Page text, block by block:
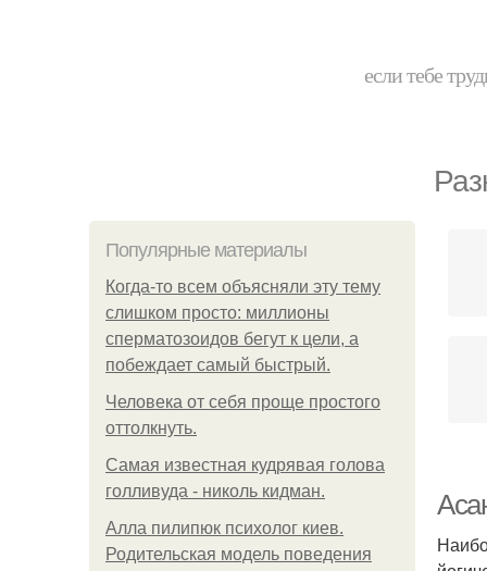
если тебе
Популярные материалы
Когда-то всем объясняли эту тему
слишком просто: миллионы
сперматозоидов бегут к цели, а
побеждает самый быстрый.
Человека от себя проще простого
оттолкнуть.
Самая известная кудрявая голова
голливуда - николь кидман.
Алла пилипюк психолог киев.
Родительская модель поведения